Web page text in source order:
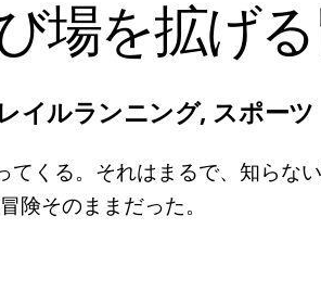
場を拡げ
イルランニング, スポーツ
くる。それはまるで、知らな
険そのままだった。